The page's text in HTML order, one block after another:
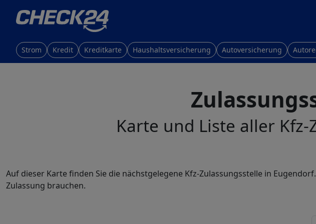
Strom Kredit Kreditkarte Haushaltsversicherung Autoversicherung
Karte und Liste aller
Auf dieser Karte finden Sie die nächstgelegene Kfz-Zulassungsstelle in
Zulassung brauchen.